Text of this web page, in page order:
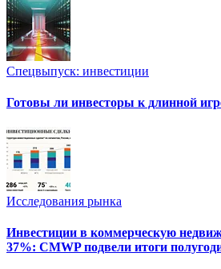
Спецвыпуск: инвестиции
Готовы ли инвесторы к длинной
Исследования рынка
Инвестиции в коммерческую
37%: CMWP подвели итоги